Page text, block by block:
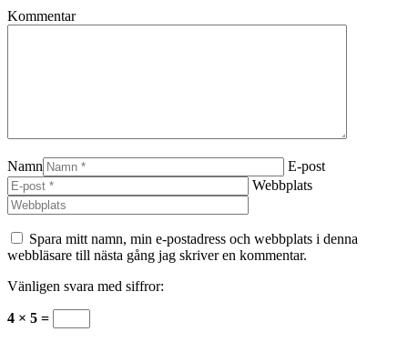
Kommentar
Namn
E-post
Webbplats
Spara mitt namn, min e-postadress och webbplats i denna
webbläsare till nästa gång jag skriver en kommentar.
Vänligen svara med siffror:
4 × 5 =